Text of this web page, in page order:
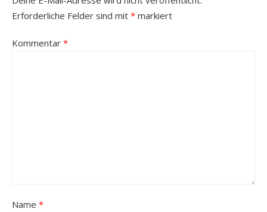
Erforderliche Felder sind mit * markiert
Kommentar *
Name *